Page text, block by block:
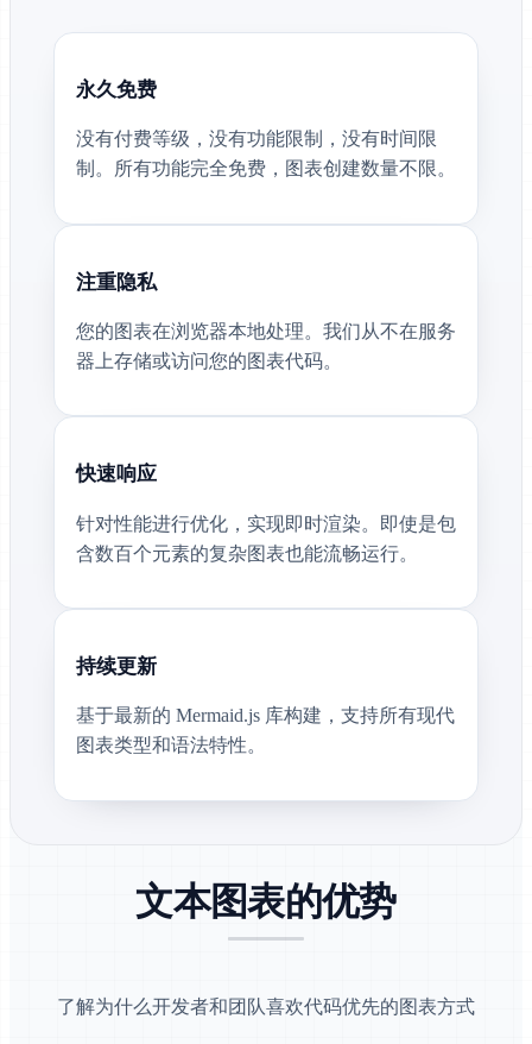
永久免费
没有付费等级，没有功能限制，没有时间限
制。所有功能完全免费，图表创建数量不限。
注重隐私
您的图表在浏览器本地处理。我们从不在服务
器上存储或访问您的图表代码。
快速响应
针对性能进行优化，实现即时渲染。即使是包
含数百个元素的复杂图表也能流畅运行。
持续更新
基于最新的 Mermaid.js 库构建，支持所有现代
图表类型和语法特性。
文本图表的优势
了解为什么开发者和团队喜欢代码优先的图表方式